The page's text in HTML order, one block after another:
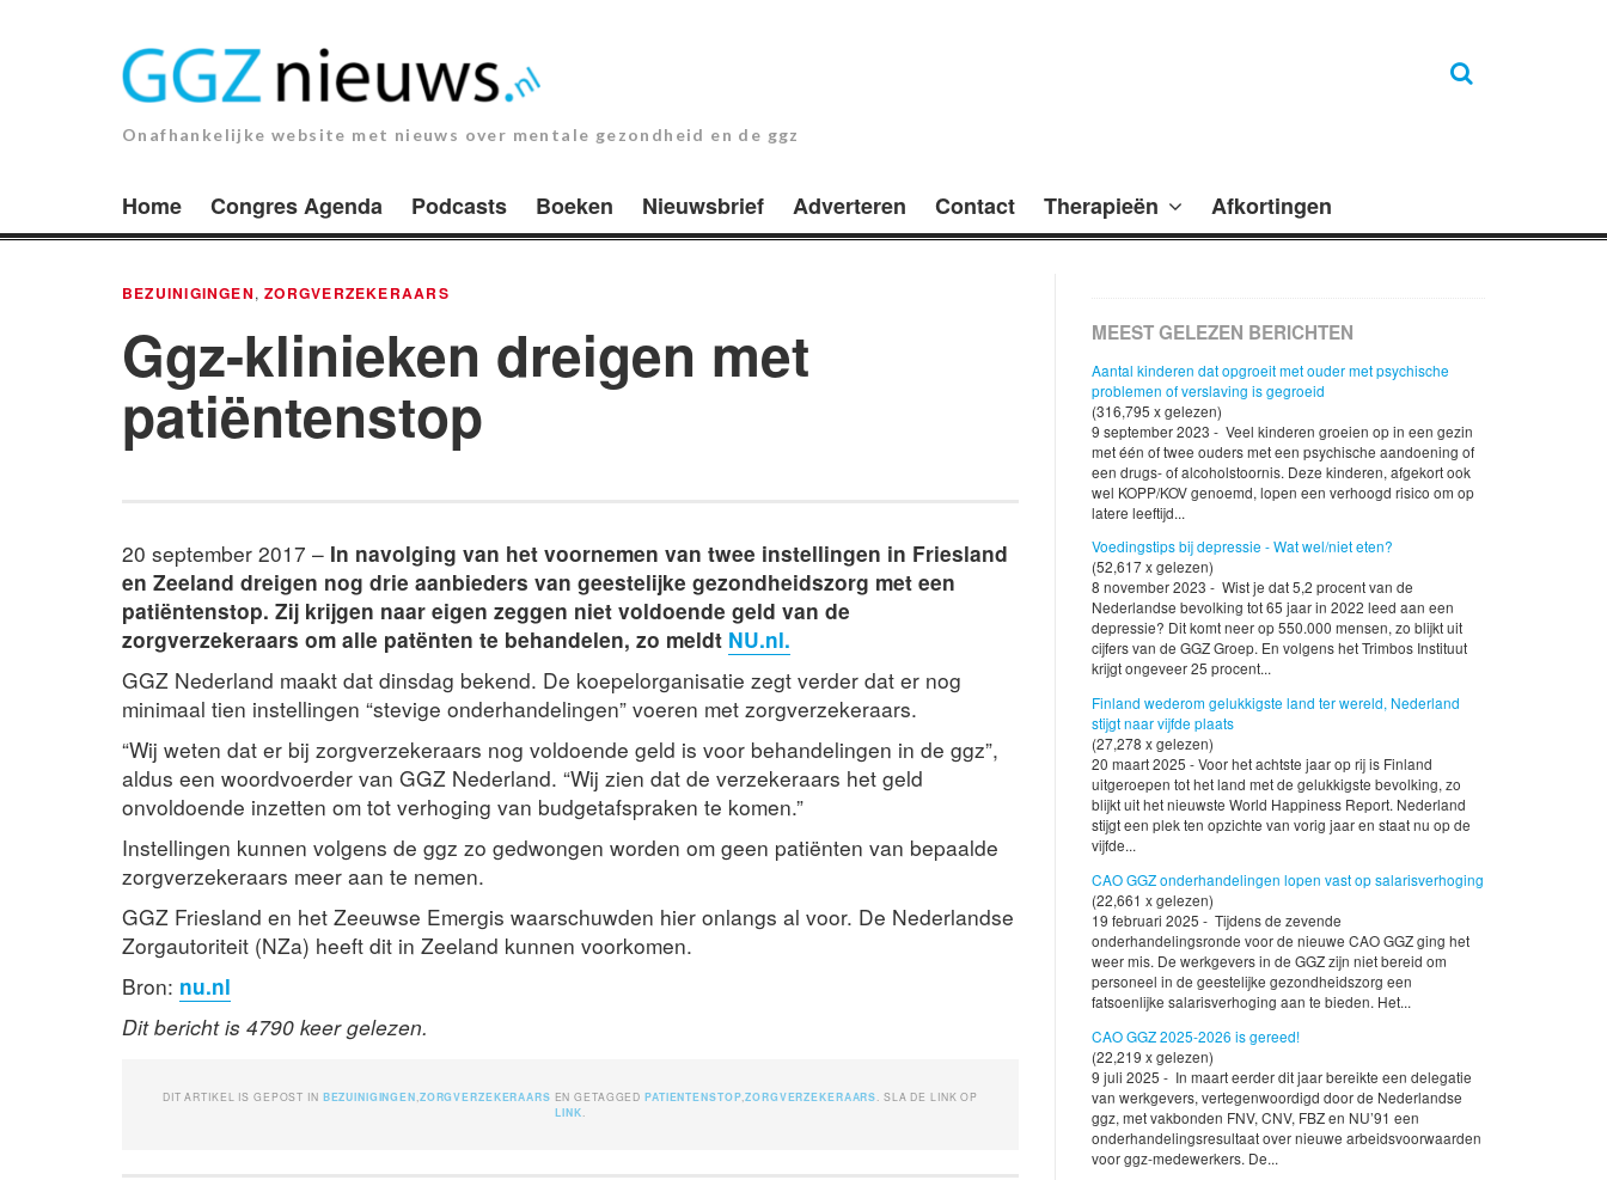
Onafhankelijke website met nieuws over mentale gezondheid en de ggz
Home Congres Agenda Podcasts Boeken Nieuwsbrief Adverteren Contact Therapieën Afkortingen
BEZUINIGINGEN,ZORGVERZEKERAARS
Ggz-klinieken dreigen met
patiëntenstop
20 september 2017 – In navolging van het voornemen van twee instellingen in Friesland
en Zeeland dreigen nog drie aanbieders van geestelijke gezondheidszorg met een
patiëntenstop. Zij krijgen naar eigen zeggen niet voldoende geld van de
zorgverzekeraars om alle patënten te behandelen, zo meldt NU.nl.
GGZ Nederland maakt dat dinsdag bekend. De koepelorganisatie zegt verder dat er nog
minimaal tien instellingen “stevige onderhandelingen” voeren met zorgverzekeraars.
“Wij weten dat er bij zorgverzekeraars nog voldoende geld is voor behandelingen in de ggz”,
aldus een woordvoerder van GGZ Nederland. “Wij zien dat de verzekeraars het geld
onvoldoende inzetten om tot verhoging van budgetafspraken te komen.”
Instellingen kunnen volgens de ggz zo gedwongen worden om geen patiënten van bepaalde
zorgverzekeraars meer aan te nemen.
GGZ Friesland en het Zeeuwse Emergis waarschuwden hier onlangs al voor. De Nederlandse
Zorgautoriteit (NZa) heeft dit in Zeeland kunnen voorkomen.
Bron: nu.nl
Dit bericht is 4790 keer gelezen.
DIT ARTIKEL IS GEPOST IN BEZUINIGINGEN ZORGVERZEKERAARS EN GETAGGEDPATIENTENSTOP ,ZORGVERZEKERAARS . SLA DE LINK OP
LINK
MEEST GELEZEN BERICHTEN
Aantal kinderen dat opgroeit met ouder met psychische
problemen of verslaving is gegroeid
(316,795 x gelezen)
9 september 2023 - Veel kinderen groeien op in een gezin
met één of twee ouders met een psychische aandoening of
een drugs- of alcoholstoornis. Deze kinderen, afgekort ook
wel KOPP/KOV genoemd, lopen een verhoogd risico om op
latere leeftijd...
Voedingstips bij depressie - Wat wel/niet eten?
(52,617 x gelezen)
8 november 2023 - Wist je dat 5,2 procent van de
Nederlandse bevolking tot 65 jaar in 2022 leed aan een
depressie? Dit komt neer op 550.000 mensen, zo blijkt uit
cijfers van de GGZ Groep. En volgens het Trimbos Instituut
krijgt ongeveer 25 procent...
Finland wederom gelukkigste land ter wereld, Nederland
stijgt naar vijfde plaats
(27,278 x gelezen)
20 maart 2025 - Voor het achtste jaar op rij is Finland
uitgeroepen tot het land met de gelukkigste bevolking, zo
blijkt uit het nieuwste World Happiness Report. Nederland
stijgt een plek ten opzichte van vorig jaar en staat nu op de
vijfde...
CAO GGZ onderhandelingen lopen vast op salarisverhoging
(22,661 x gelezen)
19 februari 2025 - Tijdens de zevende
onderhandelingsronde voor de nieuwe CAO GGZ ging het
weer mis. De werkgevers in de GGZ zijn niet bereid om
personeel in de geestelijke gezondheidszorg een
fatsoenlijke salarisverhoging aan te bieden. Het...
CAO GGZ 2025-2026 is gereed!
(22,219 x gelezen)
9 juli 2025 - In maart eerder dit jaar bereikte een delegatie
van werkgevers, vertegenwoordigd door de Nederlandse
ggz, met vakbonden FNV, CNV, FBZ en NU’91 een
onderhandelingsresultaat over nieuwe arbeidsvoorwaarden
voor ggz-medewerkers. De...